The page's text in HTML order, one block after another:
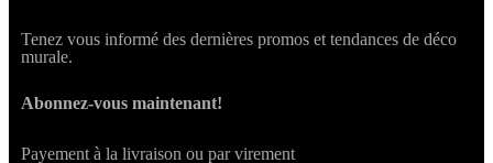
Tenez vous informé des dernières promos et tendances de déco
murale.
Abonnez-vous maintenant!
Payement à la livraison ou par virement